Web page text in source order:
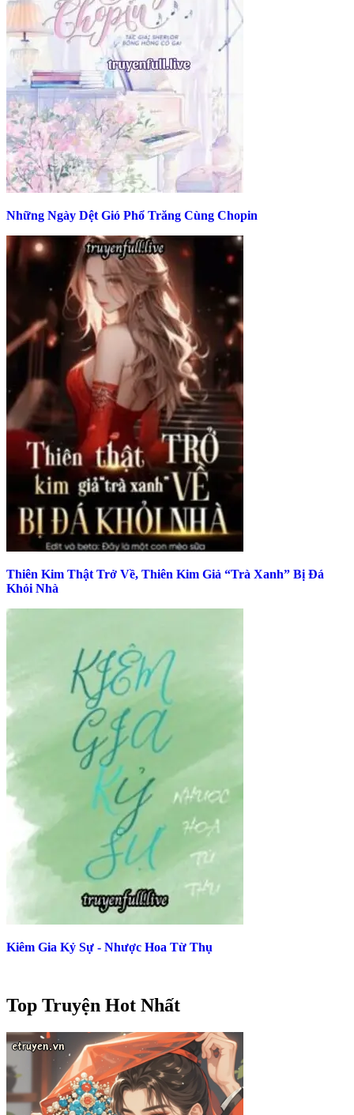
Những Ngày Dệt Gió Phổ Trăng Cùng Chopin
Thiên Kim Thật Trở Về, Thiên Kim Giả “Trà Xanh” Bị Đá
Khỏi Nhà
Kiêm Gia Kỷ Sự - Nhược Hoa Từ Thụ
Top Truyện Hot Nhất